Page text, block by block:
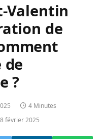
Valentin
de
de
?
4 Minutes
8 février 2025